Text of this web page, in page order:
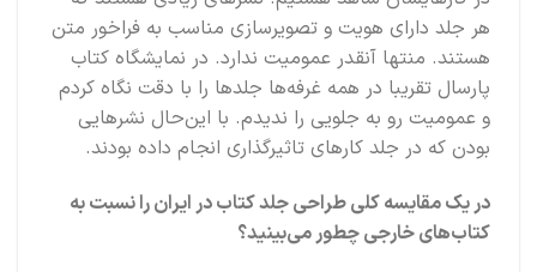
هر جلد دارای هویت و تصویرسازی مناسب به فراخور متن
هستند. منتها آنقدر عمومیت ندارد. در نمایشگاه کتاب
پارسال تقریبا در همه غرفه‌ها جلدها را با دقت نگاه کردم
و عمومیت رو به جلویی را ندیدم. با این‌حال نشرهایی
بودن که در جلد کارهای تاثیرگذاری انجام داده بودند.
در یک مقایسه کلی طراحی جلد کتاب در ایران را نسبت به
کتاب‌های خارجی چطور می‌بینید؟